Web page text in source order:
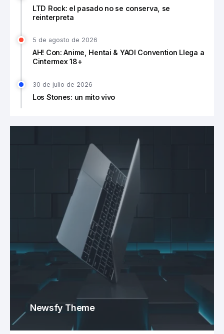
LTD Rock: el pasado no se conserva, se
reinterpreta
5 de agosto de 2026
AH! Con: Anime, Hentai & YAOI Convention Llega a
Cintermex 18+
30 de julio de 2026
Los Stones: un mito vivo
Newsfy Theme